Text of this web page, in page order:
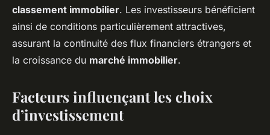
classement immobilier. Les investisseurs bénéficient
ainsi de conditions particulièrement attractives,
assurant la continuité des flux financiers étrangers et
la croissance du marché immobilier.
Facteurs influençant les choix
d’investissement